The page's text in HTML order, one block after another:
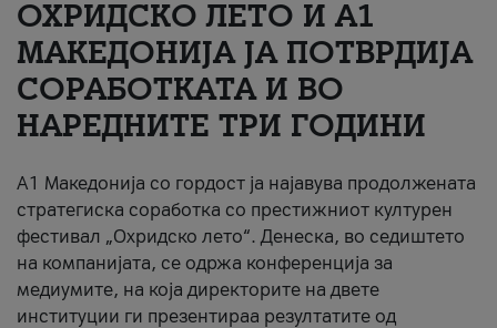
#ПодобарОнлајн
ОХРИДСКО ЛЕТО И A1
МАКЕДОНИЈА ЈА ПОТВРДИЈА
СОРАБОТКАТА И ВО
НАРЕДНИТЕ ТРИ ГОДИНИ
A1 Македонија со гордост ја најавува продолжената
стратегиска соработка со престижниот културен
фестивал „Охридско лето“. Денеска, во седиштето
на компанијата, се одржа конференција за
медиумите, на која директорите на двете
институции ги презентираа резултатите од